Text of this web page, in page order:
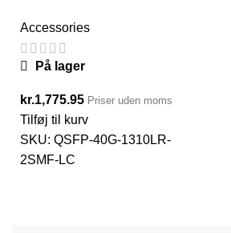
Accessories
På lager
kr.1,775.95 Priser uden moms
Tilføj til kurv
SKU: QSFP-40G-1310LR-
2SMF-LC